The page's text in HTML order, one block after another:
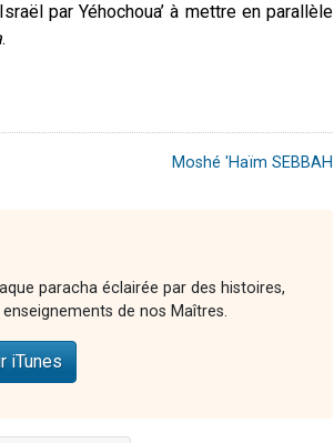
par Yéhochoua’ à mettre en parallèle
.
Moshé 'Haïm SEBBAH
paracha éclairée par des histoires,
de nos Maîtres.
iTunes